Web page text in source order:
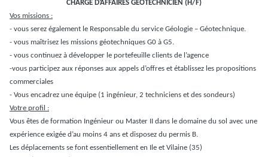
CHARGE D’AFFAIRES GEOTECHNICIEN (H/F)
Vos missions :
- vous serez également le Responsable du service Géologie – Géotechnique.
- vous maîtrisez les missions géotechniques G0 à G5.
- vous continuez à développer le portefeuille clients de l’agence
-vous participez aux réponses aux appels d’offres et établissez les propositions
commerciales
- Vous encadrez une équipe (1 ingénieur, 2 techniciens et des sondeurs)
Votre profil :
Vous êtes de formation Ingénieur ou Master II dans le domaine du sol avec une
expérience exigée d’au moins 4 ans et disposez du permis B.
Les déplacements se font essentiellement en Ile et Vilaine (35)